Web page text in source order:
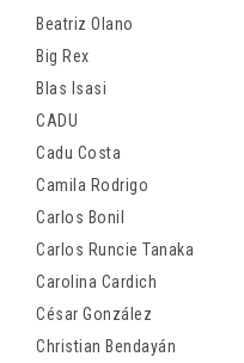
Beatriz Olano
Big Rex
Blas Isasi
CADU
Cadu Costa
Camila Rodrigo
Carlos Bonil
Carlos Runcie Tanaka
Carolina Cardich
César González
Christian Bendayán